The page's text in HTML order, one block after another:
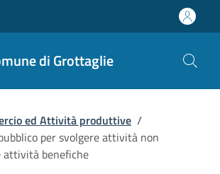
di Grottaglie
pane
ed Attività produttive /
per svolgere attività non
benefiche